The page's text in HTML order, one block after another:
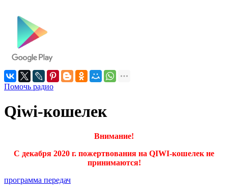
Помочь радио
Qiwi-кошелек
Внимание!
С декабря 2020 г. пожертвования на QIWI-кошелек не
принимаются!
программа передач